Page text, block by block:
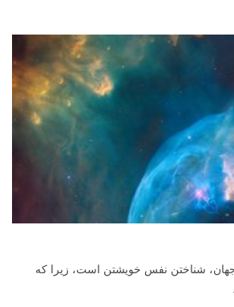
شناختن نفس خویشتن است، زیرا که